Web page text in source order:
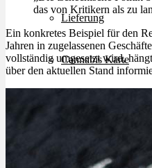
Lieferung
Cannabis Karte
das von Kritikern als zu
Ein konkretes Beispiel für den
Jahren in zugelassenen
vollständig umgesetzt wird,
über den aktuellen Stand